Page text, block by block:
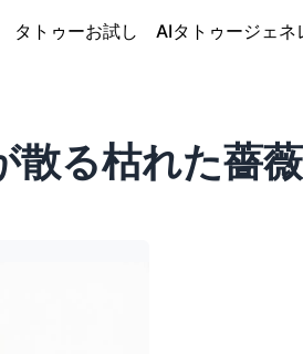
タトゥーお試し AIタトゥージェネ
散る枯れた薔